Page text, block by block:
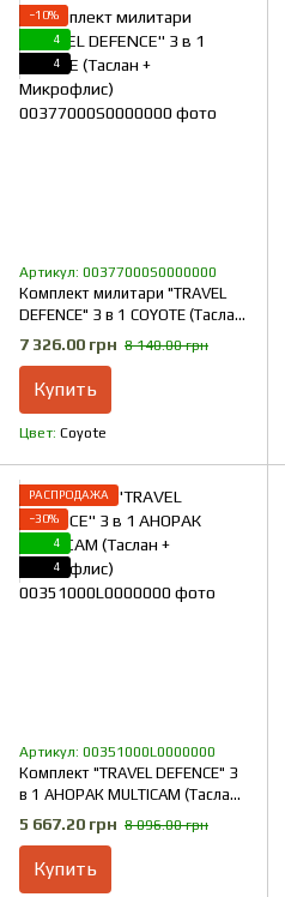
−10%
4
4
Артикул: 00377000S0000000
Комплект милитари "TRAVEL
DEFENCE" 3 в 1 COYOTE (Таслан
+ Микрофлис)
7 326.00 грн 8 140.00 грн
Купить
Цвет Coyote
РАСПРОДАЖА
−30%
4
4
Артикул: 00351000L0000000
Комплект "TRAVEL DEFENCE" 3
в 1 АНОРАК MULTICAM (Таслан
+ Микрофлис)
5 667.20 грн 8 096.00 грн
Купить